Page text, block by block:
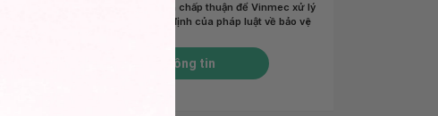
và chấp thuận để Vinmec xử lý
DLCN của tôi theo quy định của pháp luật về bảo vệ
Gửi thông tin